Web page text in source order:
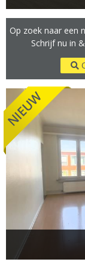
Op zoek naar een
Schrijf nu in